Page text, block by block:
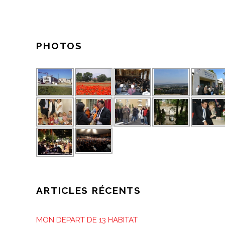
PHOTOS
ARTICLES RÉCENTS
MON DEPART DE 13 HABITAT